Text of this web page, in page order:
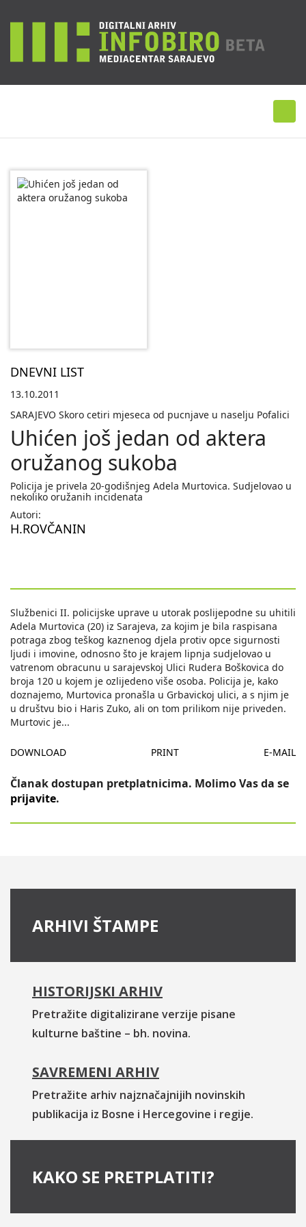
DNEVNI LIST
13.10.2011
SARAJEVO Skoro cetiri mjeseca od pucnjave u naselju Pofalici
Uhićen još jedan od aktera
oružanog sukoba
Policija je privela 20-godišnjeg Adela Murtovica. Sudjelovao u
nekoliko oružanih incidenata
Autori:
H.ROVČANIN
Službenici II. policijske uprave u utorak poslijepodne su uhitili
Adela Murtovica (20) iz Sarajeva, za kojim je bila raspisana
potraga zbog teškog kaznenog djela protiv opce sigurnosti
ljudi i imovine, odnosno što je krajem lipnja sudjelovao u
vatrenom obracunu u sarajevskoj Ulici Rudera Boškovica do
broja 120 u kojem je ozlijedeno više osoba. Policija je, kako
doznajemo, Murtovica pronašla u Grbavickoj ulici, a s njim je
u društvu bio i Haris Zuko, ali on tom prilikom nije priveden.
Murtovic je...
DOWNLOAD PRINT E-MAIL
Članak dostupan pretplatnicima. Molimo Vas da se
prijavite.
ARHIVI ŠTAMPE
HISTORIJSKI ARHIV
Pretražite digitalizirane verzije pisane
kulturne baštine – bh. novina.
SAVREMENI ARHIV
Pretražite arhiv najznačajnijih novinskih
publikacija iz Bosne i Hercegovine i regije.
KAKO SE PRETPLATITI?